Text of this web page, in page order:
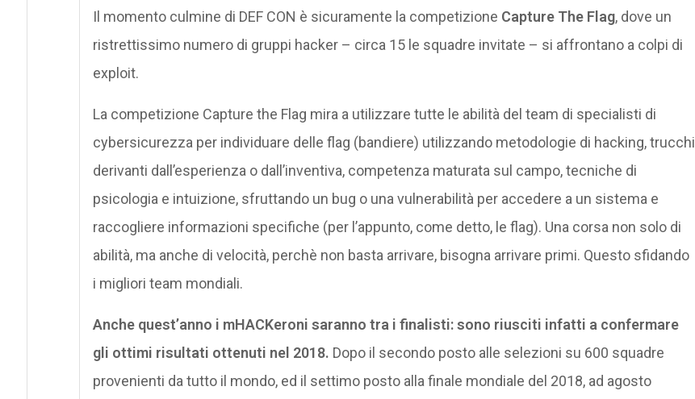
Il momento culmine di DEF CON è sicuramente la competizione Capture The Flag, dove un
ristrettissimo numero di gruppi hacker – circa 15 le squadre invitate – si affrontano a colpi di
exploit.
La competizione Capture the Flag mira a utilizzare tutte le abilità del team di specialisti di
cybersicurezza per individuare delle flag (bandiere) utilizzando metodologie di hacking, trucchi
derivanti dall’esperienza o dall’inventiva, competenza maturata sul campo, tecniche di
psicologia e intuizione, sfruttando un bug o una vulnerabilità per accedere a un sistema e
raccogliere informazioni specifiche (per l’appunto, come detto, le flag). Una corsa non solo di
abilità, ma anche di velocità, perchè non basta arrivare, bisogna arrivare primi. Questo sfidando
i migliori team mondiali.
Anche quest’anno i mHACKeroni saranno tra i finalisti: sono riusciti infatti a confermare
gli ottimi risultati ottenuti nel 2018. Dopo il secondo posto alle selezioni su 600 squadre
provenienti da tutto il mondo, ed il settimo posto alla finale mondiale del 2018, ad agosto